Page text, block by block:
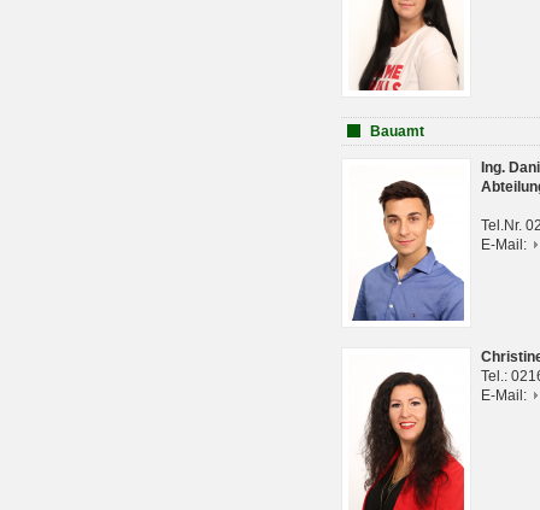
Bauamt
Ing.
Tel.Nr.
E-Mail:
Tel.:
E-Mail: